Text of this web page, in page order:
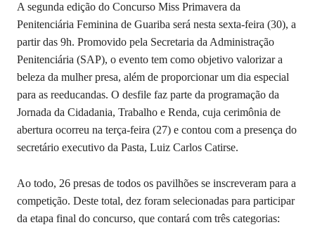
A segunda edição do Concurso Miss Primavera da
Penitenciária Feminina de Guariba será nesta sexta-feira (30), a
partir das 9h. Promovido pela Secretaria da Administração
Penitenciária (SAP), o evento tem como objetivo valorizar a
beleza da mulher presa, além de proporcionar um dia especial
para as reeducandas. O desfile faz parte da programação da
Jornada da Cidadania, Trabalho e Renda, cuja cerimônia de
abertura ocorreu na terça-feira (27) e contou com a presença do
secretário executivo da Pasta, Luiz Carlos Catirse.
Ao todo, 26 presas de todos os pavilhões se inscreveram para a
competição. Deste total, dez foram selecionadas para participar
da etapa final do concurso, que contará com três categorias: